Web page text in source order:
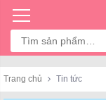
Tìm
kiếm:
Trang chủ Tin tức